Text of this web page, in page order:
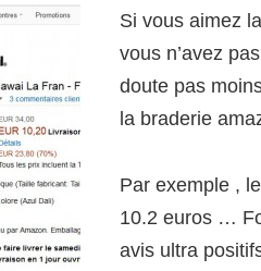
Si vous aimez
vous n’avez
doute pas
la braderie
Par exemple ,
10.2 euros …
avis ultra